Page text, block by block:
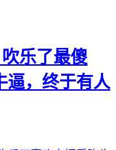
乐了最傻
逼，终于有人